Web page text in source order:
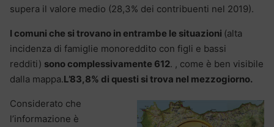
supera il valore medio (28,3% dei contribuenti nel 2019).
I comuni che si trovano in entrambe le situazioni (alta
incidenza di famiglie monoreddito con figli e bassi
redditi) sono complessivamente 612. , come è ben visibile
dalla mappa.L’83,8% di questi si trova nel mezzogiorno.
Considerato che
l’informazione è